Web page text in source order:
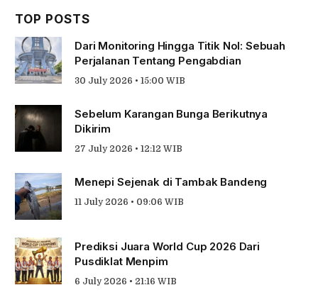
TOP POSTS
Dari Monitoring Hingga Titik Nol: Sebuah
Perjalanan Tentang Pengabdian
30 July 2026 • 15:00 WIB
Sebelum Karangan Bunga Berikutnya
Dikirim
27 July 2026 • 12:12 WIB
Menepi Sejenak di Tambak Bandeng
11 July 2026 • 09:06 WIB
Prediksi Juara World Cup 2026 Dari
Pusdiklat Menpim
6 July 2026 • 21:16 WIB